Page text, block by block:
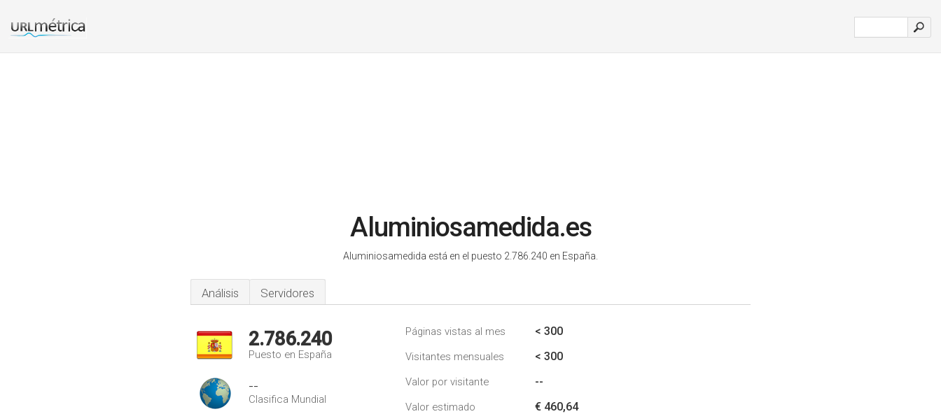
Aluminiosamedida.es
Aluminiosamedida está en el puesto 2.786.240 en España.
Análisis Servidores
2.786.240
Puesto en España
--
Clasifica Mundial
Páginas vistas al mes < 300
Visitantes mensuales < 300
Valor por visitante --
Valor estimado € 460,64